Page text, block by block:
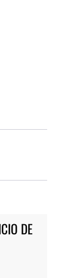
DE